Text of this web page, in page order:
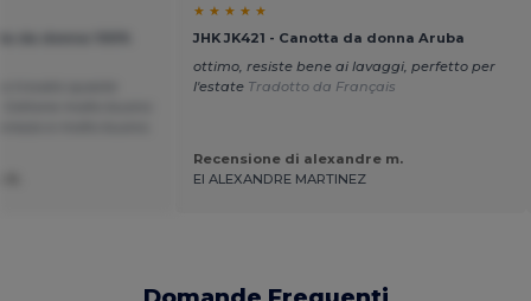
★ ★ ★ ★ ★
JHK JK421 - Canotta da donna Aruba
ottimo, resiste bene ai lavaggi, perfetto per
l'estate Tradotto da Français
Recensione di alexandre m.
EI ALEXANDRE MARTINEZ